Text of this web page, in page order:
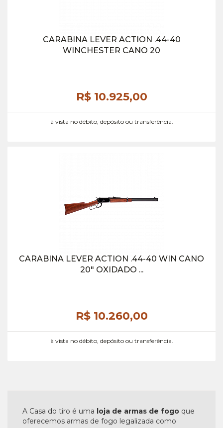
CARABINA LEVER ACTION .44-40
WINCHESTER CANO 20
R$ 10.925,00
à vista no débito, depósito ou transferência.
CARABINA LEVER ACTION .44-40 WIN CANO
20" OXIDADO ...
R$ 10.260,00
à vista no débito, depósito ou transferência.
A Casa do tiro é uma loja de armas de fogo que
oferecemos armas de fogo legalizada como